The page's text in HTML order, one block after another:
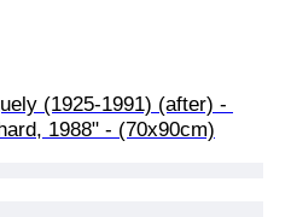
(1925-1991) (after) -
1988" - (70x90cm)